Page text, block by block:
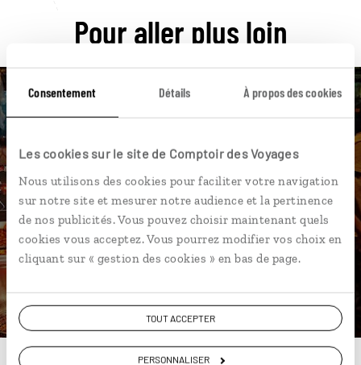
Consentement Détails À propos des cookies
Les cookies sur le site de Comptoir des Voyages
Nous utilisons des cookies pour faciliter votre navigation
sur notre site et mesurer notre audience et la pertinence
de nos publicités. Vous pouvez choisir maintenant quels
cookies vous acceptez. Vous pourrez modifier vos choix en
cliquant sur « gestion des cookies » en bas de page.
TOUT ACCEPTER
PERSONNALISER
Pour aller plus loin
Nos 12 idées de voyage
Thaïlande
DÉCOUVRIR